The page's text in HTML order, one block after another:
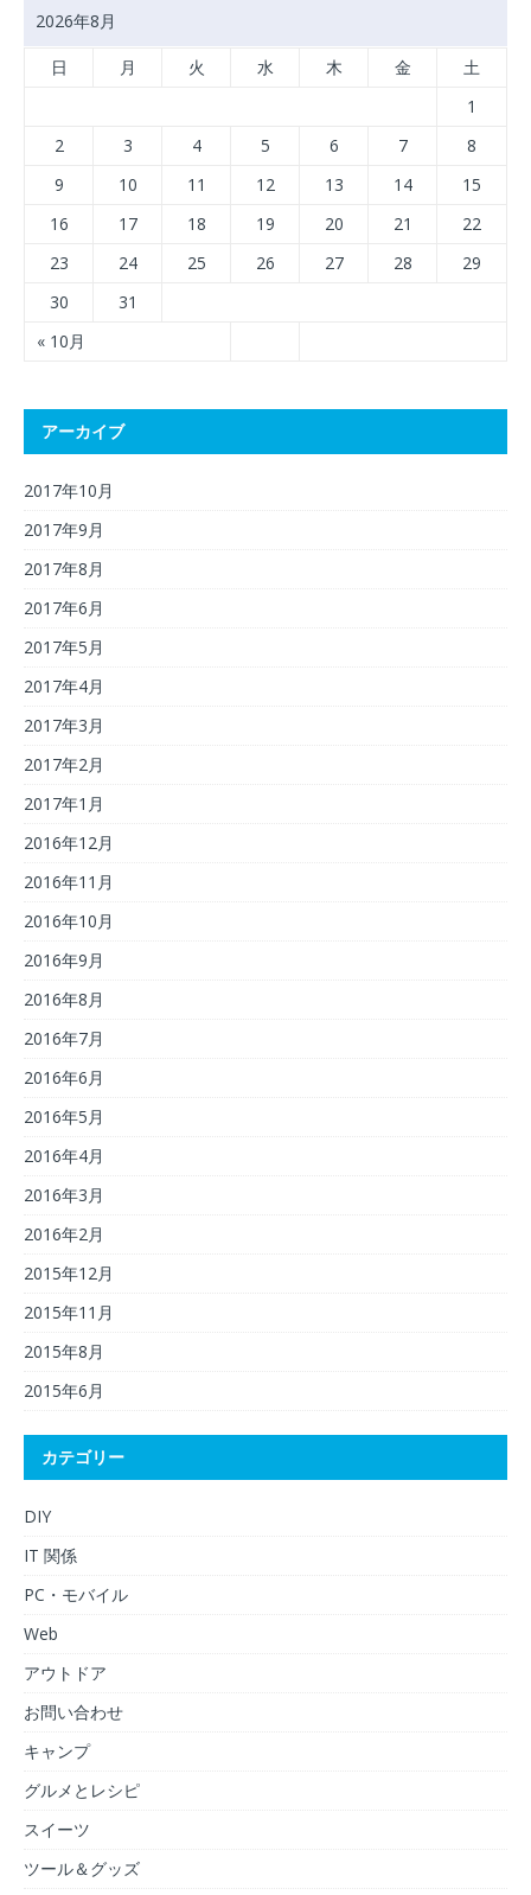
2026年8月
日 月 火 水 木 金 土
« 10月
1
2
3 4 5 6 7
8
9
10 11 12 13 14
15
16
17 18 19 20 21
22
23
24 25 26 27 28
29
30
31
アーカイブ
2017年10月
2017年9月
2017年8月
2017年6月
2017年5月
2017年4月
2017年3月
2017年2月
2017年1月
2016年12月
2016年11月
2016年10月
2016年9月
2016年8月
2016年7月
2016年6月
2016年5月
2016年4月
2016年3月
2016年2月
2015年12月
2015年11月
2015年8月
2015年6月
カテゴリー
DIY
IT 関係
PC・モバイル
Web
アウトドア
お問い合わせ
キャンプ
グルメとレシピ
スイーツ
ツール＆グッズ